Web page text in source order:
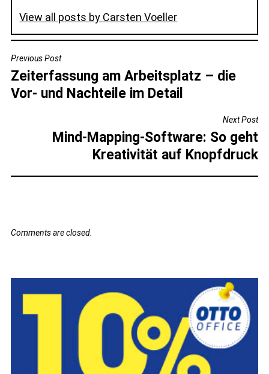
View all posts by Carsten Voeller
BEITRAGSNAVIGATION
Previous Post
Zeiterfassung am Arbeitsplatz – die
Vor- und Nachteile im Detail
Next Post
Mind-Mapping-Software: So geht
Kreativität auf Knopfdruck
Comments are closed.